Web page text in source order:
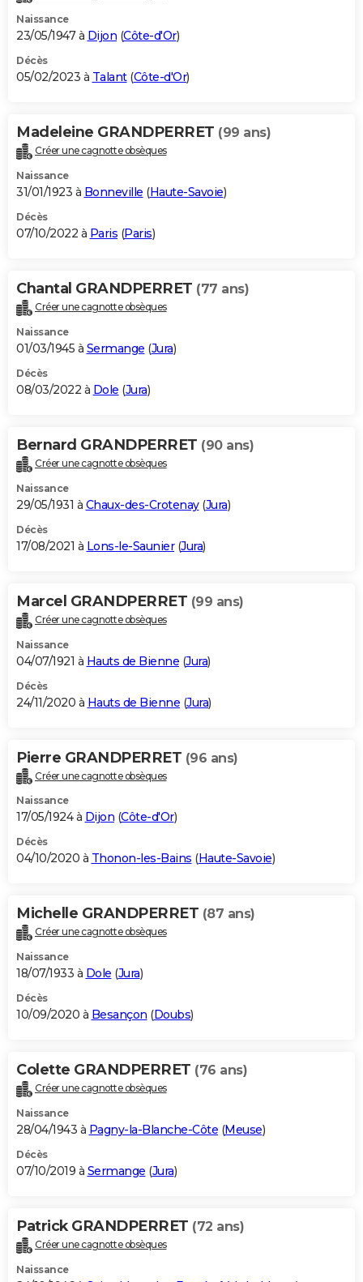
Naissance
23/05/1947 à Dijon (Côte-d'Or)
Décès
05/02/2023 à Talant(Côte-d'Or)
Madeleine GRANDPERRET (99 ans)
Créer une cagnotte obsèques
Naissance
31/01/1923 à Bonneville (Haute-Savoie)
Décès
07/10/2022 à Paris (Paris)
Chantal GRANDPERRET (77 ans)
Créer une cagnotte obsèques
Naissance
01/03/1945 à Sermange (Jura)
Décès
08/03/2022 à Dole (Jura)
Bernard GRANDPERRET (90 ans)
Créer une cagnotte obsèques
Naissance
29/05/1931 à Chaux-des-Crotenay(Jura)
Décès
17/08/2021 à Lons-le-Saunier(Jura)
Marcel GRANDPERRET (99 ans)
Créer une cagnotte obsèques
Naissance
04/07/1921 à Hauts de Bienne (Jura)
Décès
24/11/2020 à Hauts de Bienne (Jura)
Pierre GRANDPERRET (96 ans)
Créer une cagnotte obsèques
Naissance
17/05/1924 à Dijon (Côte-d'Or)
Décès
04/10/2020 à Thonon-les-Bains (Haute-Savoie)
Michelle GRANDPERRET (87 ans)
Créer une cagnotte obsèques
Naissance
18/07/1933 à Dole (Jura)
Décès
10/09/2020 à Besançon (Doubs)
Colette GRANDPERRET (76 ans)
Créer une cagnotte obsèques
Naissance
28/04/1943 à Pagny-la-Blanche-Côte (Meuse)
Décès
07/10/2019 à Sermange (Jura)
Patrick GRANDPERRET (72 ans)
Créer une cagnotte obsèques
Naissance